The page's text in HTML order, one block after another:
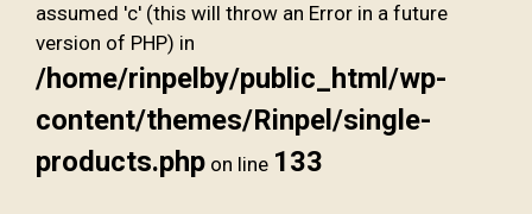
assumed 'c' (this will throw an Error in a future
version of PHP) in
/home/rinpelby/public_html/wp-
content/themes/Rinpel/single-
products.php on line 133